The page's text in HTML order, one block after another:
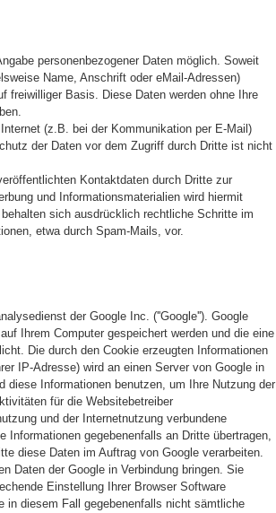
personenbezogener Daten möglich. Soweit
Name, Anschrift oder eMail-Adressen)
freiwilliger Basis. Diese Daten werden ohne Ihre
(z.B. bei der Kommunikation per E-Mail)
der Daten vor dem Zugriff durch Dritte ist nicht
Kontaktdaten durch Dritte zur
und Informationsmaterialien wird hiermit
sich ausdrücklich rechtliche Schritte im
etwa durch Spam-Mails, vor.
der Google Inc. (''Google''). Google
Ihrem Computer gespeichert werden und die eine
Die durch den Cookie erzeugten Informationen
IP-Adresse) wird an einen Server von Google in
diese Informationen benutzen, um Ihre Nutzung der
für die Websitebetreiber
und der Internetnutzung verbundene
Informationen gegebenenfalls an Dritte übertragen,
diese Daten im Auftrag von Google verarbeiten.
Daten der Google in Verbindung bringen. Sie
Einstellung Ihrer Browser Software
in diesem Fall gegebenenfalls nicht sämtliche